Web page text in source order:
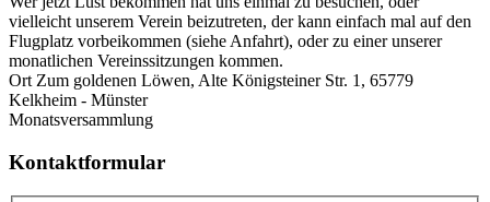
vielleicht unserem Verein beizutreten, der kann einfach mal auf den
Flugplatz vorbeikommen (siehe Anfahrt), oder zu einer unserer
monatlichen Vereinssitzungen kommen.
Ort Zum goldenen Löwen, Alte Königsteiner Str. 1, 65779
Kelkheim - Münster
Monatsversammlung
Kontaktformular